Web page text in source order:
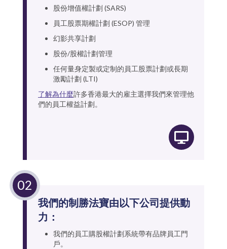
股份增值權計劃 (SARS)
員工股票期權計劃 (ESOP) 管理
幻影共享計劃
股份/股權計劃管理
任何量身定製或定制的員工股票計劃或長期
激勵計劃 (LTI)
了解為什麼許多香港最大的雇主選擇我們來管理他
們的員工權益計劃。
我們的制勝法寶由以下公司提供動
力：
我們的員工購股權計劃系統帶有品牌員工門
戶。